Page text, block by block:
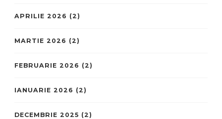
APRILIE 2026 (2)
MARTIE 2026 (2)
FEBRUARIE 2026 (2)
IANUARIE 2026 (2)
DECEMBRIE 2025 (2)